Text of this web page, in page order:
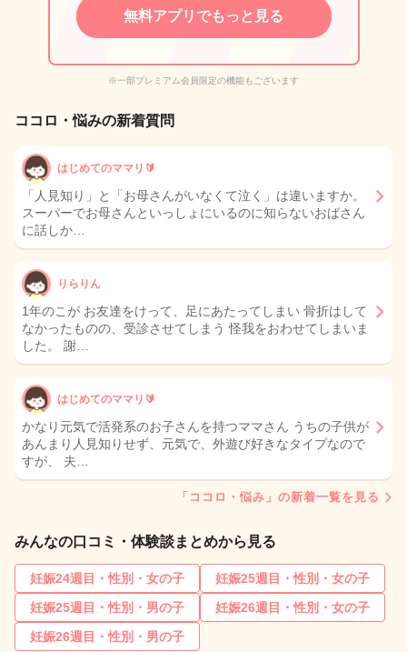
無料アプリでもっと見る
※一部プレミアム会員限定の機能もございます
ココロ・悩みの新着質問
はじめてのママリ🔰
「人見知り」と「お母さんがいなくて泣く」は違いますか。
スーパーでお母さんといっしょにいるのに知らないおばさん
に話しか…
りらりん
1年のこが お友達をけって、足にあたってしまい 骨折はして
なかったものの、受診させてしまう 怪我をおわせてしまいま
した。 謝…
はじめてのママリ🔰
かなり元気で活発系のお子さんを持つママさん うちの子供が
あんまり人見知りせず、元気で、外遊び好きなタイプなので
すが、 夫…
「ココロ・悩み」の新着一覧を見る
みんなの口コミ・体験談まとめから見る
妊娠24週目・性別・女の子
妊娠25週目・性別・女の子
妊娠25週目・性別・男の子
妊娠26週目・性別・女の子
妊娠26週目・性別・男の子